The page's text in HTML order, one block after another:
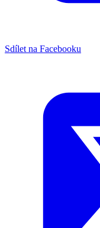
Sdílet na Facebooku